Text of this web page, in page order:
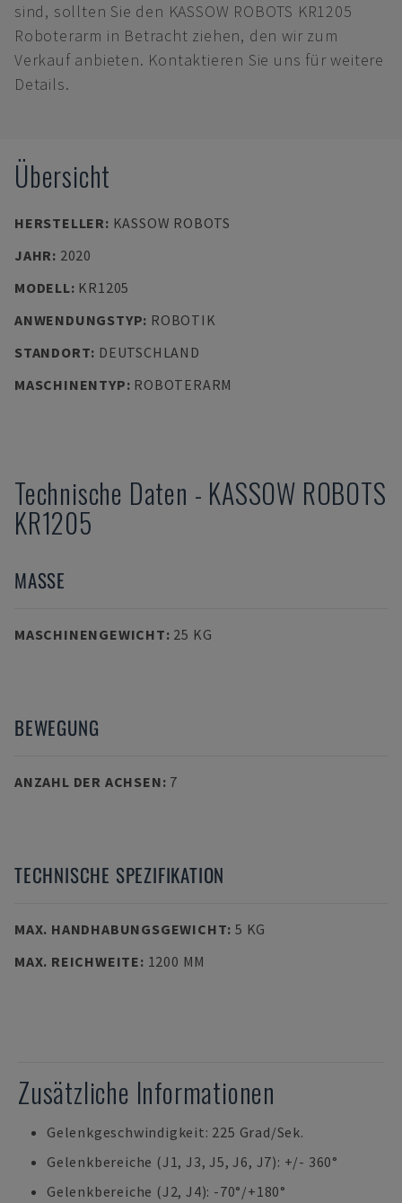
sind, sollten Sie den KASSOW ROBOTS KR1205
Roboterarm in Betracht ziehen, den wir zum
Verkauf anbieten. Kontaktieren Sie uns für weitere
Details.
Übersicht
HERSTELLER: KASSOW ROBOTS
JAHR: 2020
MODELL: KR1205
ANWENDUNGSTYP: ROBOTIK
STANDORT: DEUTSCHLAND
MASCHINENTYP: ROBOTERARM
Technische Daten - KASSOW ROBOTS
KR1205
MASSE
MASCHINENGEWICHT: 25 KG
BEWEGUNG
ANZAHL DER ACHSEN: 7
TECHNISCHE SPEZIFIKATION
MAX. HANDHABUNGSGEWICHT: 5 KG
MAX. REICHWEITE: 1200 MM
Zusätzliche Informationen
Gelenkgeschwindigkeit: 225 Grad/Sek.
Gelenkbereiche (J1, J3, J5, J6, J7): +/- 360°
Gelenkbereiche (J2, J4): -70°/+180°